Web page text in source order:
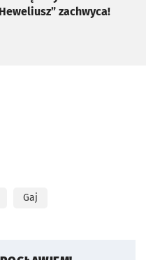
zachwyca!
Gaj